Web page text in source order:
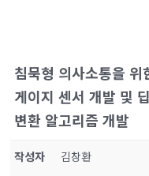
침묵형 의사소통을
게이지 센서 개발 및
변환 알고리즘 개발
작성자
김창환